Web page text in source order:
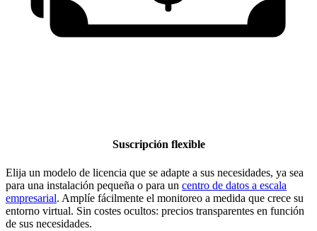
Suscripción flexible
Elija un modelo de licencia que se adapte a sus necesidades, ya sea
para una instalación pequeña o para un centro de datos a escala
empresarial. Amplíe fácilmente el monitoreo a medida que crece su
entorno virtual. Sin costes ocultos: precios transparentes en función
de sus necesidades.